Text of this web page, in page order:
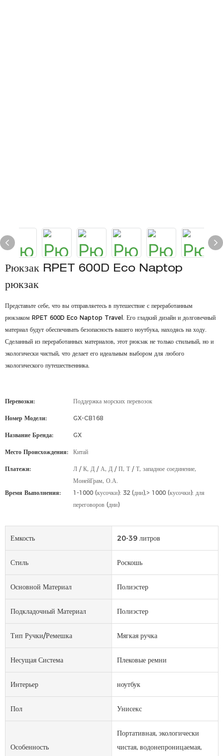
Рюкзак RPET 600D Eco Naptop
рюкзак
Представьте себе, что вы отправляетесь в путешествие с переработанным
рюкзаком RPET 600D Eco Naptop Travel. Его гладкий дизайн и долговечный
материал будут обеспечивать безопасность вашего ноутбука, находясь на ходу.
Сделанный из переработанных материалов, этот рюкзак не только стильный, но и
экологически чистый, что делает его идеальным выбором для любого
экологического путешественника.
Перевозки: Поддержка морских перевозок
Номер Модели: GX-CB168
Название Бренда: GX
Место Происхождения: Китай
Платежи:
Л / К, Д / А, Д / П, Т / Т, западное соединение,
МонейГрам, О.А.
Время Выполнения:
1-1000 (кусочки): 32 (дни),> 1000 (кусочки): для
переговоров (дни)
Емкость 20-39 литров
Стиль Роскошь
Основной Материал Полиэстер
Подкладочный Материал Полиэстер
Тип Ручки/ремешка Мягкая ручка
Несущая Система Плековые ремни
Интерьер ноутбук
Пол Унисекс
Особенность
Портативная, экологически
чистая, водонепроницаемая,